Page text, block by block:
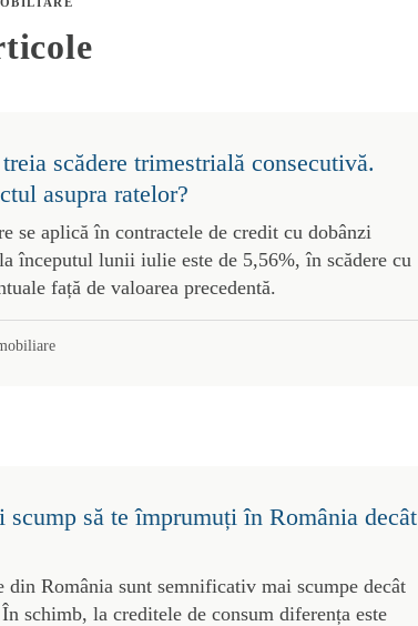
scădere trimestrială consecutivă.
asupra ratelor?
se aplică în contractele de credit cu dobânzi
începutul lunii iulie este de 5,56%, în scădere cu
față de valoarea precedentă.
scump să te împrumuți în România decât
din România sunt semnificativ mai scumpe decât
schimb, la creditele de consum diferența este